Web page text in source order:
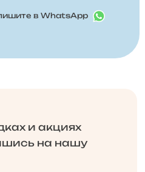
в WhatsApp
и акциях
на нашу